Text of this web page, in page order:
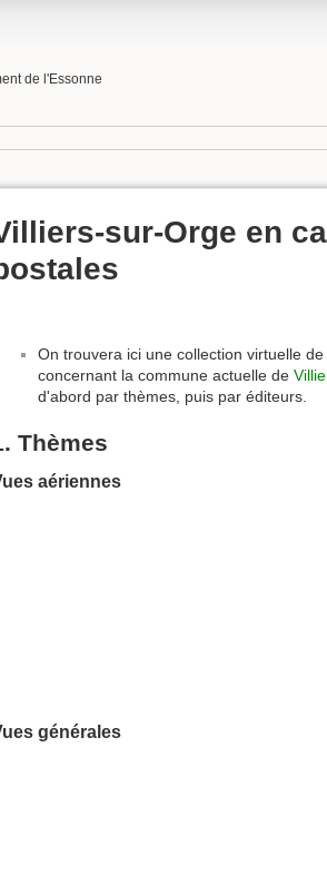
de l'Essonne
sur-Orge en
On trouvera ici une collection virtuelle
concernant la commune actuelle de
d'abord par thèmes, puis par éditeurs.
Thèmes
aériennes
générales